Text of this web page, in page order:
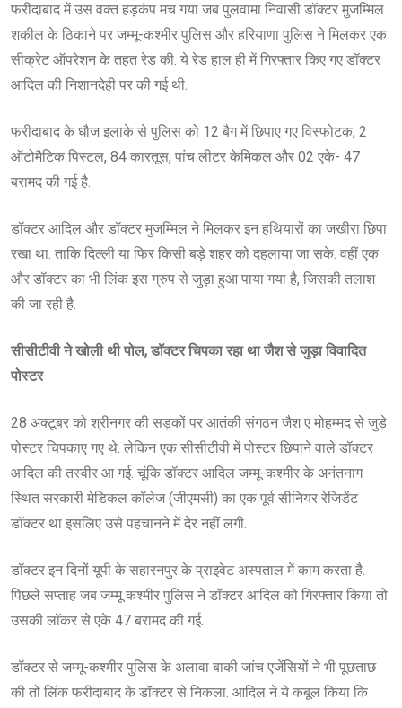
फरीदाबाद में उस वक्त हड़कंप मच गया जब पुलवामा निवासी डॉक्टर मुजम्मिल
शकील के ठिकाने पर जम्मू-कश्मीर पुलिस और हरियाणा पुलिस ने मिलकर एक
सीक्रेट ऑपरेशन के तहत रेड की. ये रेड हाल ही में गिरफ्तार किए गए डॉक्टर
आदिल की निशानदेही पर की गई थी.
फरीदाबाद के धौज इलाके से पुलिस को 12 बैग में छिपाए गए विस्फोटक, 2
ऑटोमैटिक पिस्टल, 84 कारतूस, पांच लीटर केमिकल और 02 एके- 47
बरामद की गई है.
डॉक्टर आदिल और डॉक्टर मुजम्मिल ने मिलकर इन हथियारों का जखीरा छिपा
रखा था. ताकि दिल्ली या फिर किसी बड़े शहर को दहलाया जा सके. वहीं एक
और डॉक्टर का भी लिंक इस ग्रुप से जुड़ा हुआ पाया गया है, जिसकी तलाश
की जा रही है.
सीसीटीवी ने खोली थी पोल, डॉक्टर चिपका रहा था जैश से जुड़ा विवादित
पोस्टर
28 अक्टूबर को श्रीनगर की सड़कों पर आतंकी संगठन जैश ए मोहम्मद से जुड़े
पोस्टर चिपकाए गए थे. लेकिन एक सीसीटीवी में पोस्टर छिपाने वाले डॉक्टर
आदिल की तस्वीर आ गई. चूंकि डॉक्टर आदिल जम्मू-कश्मीर के अनंतनाग
स्थित सरकारी मेडिकल कॉलेज (जीएमसी) का एक पूर्व सीनियर रेजिडेंट
डॉक्टर था इसलिए उसे पहचानने में देर नहीं लगी.
डॉक्टर इन दिनों यूपी के सहारनपुर के प्राइवेट अस्पताल में काम करता है.
पिछले सप्ताह जब जम्मू कश्मीर पुलिस ने डॉक्टर आदिल को गिरफ्तार किया तो
उसकी लॉकर से एके 47 बरामद की गई.
डॉक्टर से जम्मू-कश्मीर पुलिस के अलावा बाकी जांच एजेंसियों ने भी पूछताछ
की तो लिंक फरीदाबाद के डॉक्टर से निकला. आदिल ने ये कबूल किया कि